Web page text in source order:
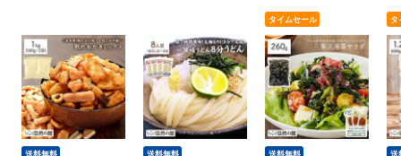
送料無料 送料無料
タイムセール
送料無料
タ
送